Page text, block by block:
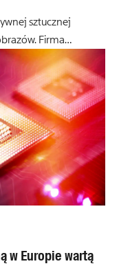
sztucznej
Firma…
w Europie wartą